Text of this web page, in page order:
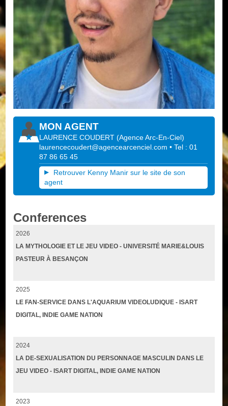
MON AGENT
LAURENCE COUDERT (Agence Arc-En-Ciel)
laurencecoudert@agencearcenciel.com • Tel : 01
87 86 65 45
Retrouver Kenny Manir sur le site de son
agent
Conferences
2026
LA MYTHOLOGIE ET LE JEU VIDEO - UNIVERSITÉ MARIE&LOUIS
PASTEUR À BESANÇON
2025
LE FAN-SERVICE DANS L'AQUARIUM VIDEOLUDIQUE - ISART
DIGITAL, INDIE GAME NATION
2024
LA DE-SEXUALISATION DU PERSONNAGE MASCULIN DANS LE
JEU VIDEO - ISART DIGITAL, INDIE GAME NATION
2023